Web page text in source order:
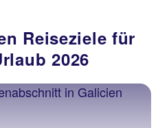
Reiseziele für
2026